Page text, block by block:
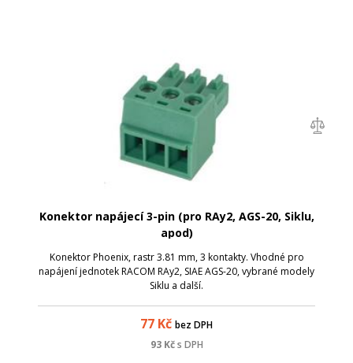
Konektor napájecí 3-pin (pro RAy2, AGS-20, Siklu,
apod)
Konektor Phoenix, rastr 3.81 mm, 3 kontakty. Vhodné pro
napájení jednotek RACOM RAy2, SIAE AGS-20, vybrané modely
Siklu a další.
77 Kč bez DPH
93Kč s DPH